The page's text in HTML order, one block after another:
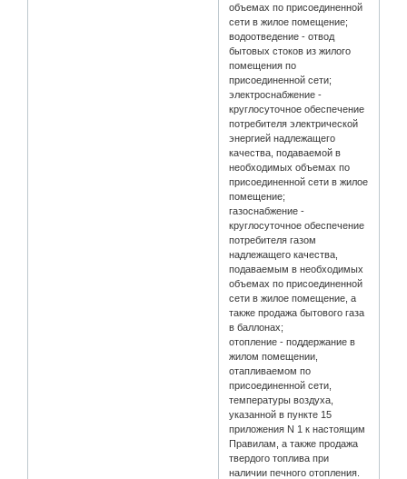
объемах по присоединенной
сети в жилое помещение;
водоотведение - отвод
бытовых стоков из жилого
помещения по
присоединенной сети;
электроснабжение -
круглосуточное обеспечение
потребителя электрической
энергией надлежащего
качества, подаваемой в
необходимых объемах по
присоединенной сети в жилое
помещение;
газоснабжение -
круглосуточное обеспечение
потребителя газом
надлежащего качества,
подаваемым в необходимых
объемах по присоединенной
сети в жилое помещение, а
также продажа бытового газа
в баллонах;
отопление - поддержание в
жилом помещении,
отапливаемом по
присоединенной сети,
температуры воздуха,
указанной в пункте 15
приложения N 1 к настоящим
Правилам, а также продажа
твердого топлива при
наличии печного отопления.